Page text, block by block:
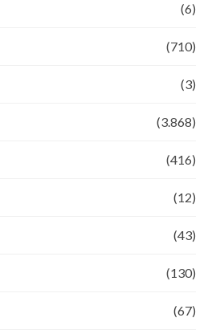
(6)
(710)
(3)
(3.868)
(416)
(12)
(43)
(130)
(67)